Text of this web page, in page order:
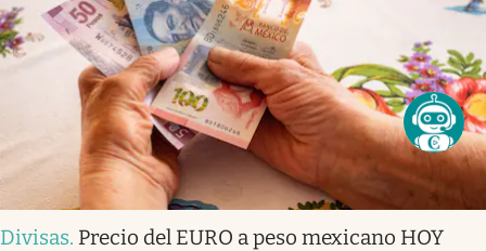
Divisas. Precio del EURO a peso mexicano HOY